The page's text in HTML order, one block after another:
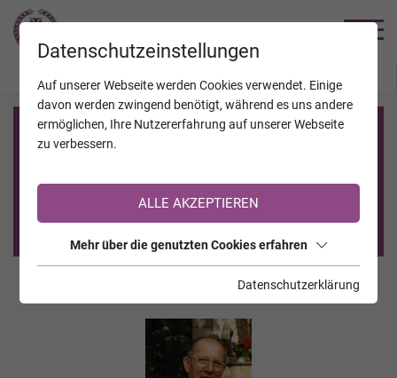
Registrierung auf TrauerHilfe.it
Sie sind noch nicht auf TrauerHilfe.it registriert?
>> zur kostenlosen Registrierung <<
Datenschutzeinstellungen
Auf unserer Webseite werden Cookies verwendet. Einige
davon werden zwingend benötigt, während es uns andere
ermöglichen, Ihre Nutzererfahrung auf unserer Webseite
zu verbessern.
ALLE AKZEPTIEREN
Mehr über die genutzten Cookies erfahren
Datenschutzerklärung
JAHRESTAGE KALENDER VERSTORBENE